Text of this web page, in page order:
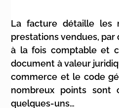
La facture détaille les
prestations vendues, par
à la fois comptable et
document à valeur
commerce et le code
nombreux points sont
quelques-uns…